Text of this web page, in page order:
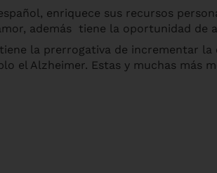
enriquece sus recursos
además tiene la oportunidad de
la prerrogativa de incrementar
el Alzheimer. Estas y muchas